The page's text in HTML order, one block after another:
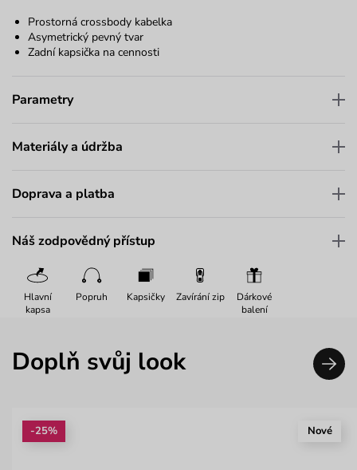
Prostorná crossbody kabelka
Asymetrický pevný tvar
Zadní kapsička na cennosti
Parametry
Materiály a údržba
Doprava a platba
Náš zodpovědný přístup
Hlavní
kapsa
Popruh Kapsičky Zavírání zip
Dárkové
balení
Doplň svůj look
-25% Nové